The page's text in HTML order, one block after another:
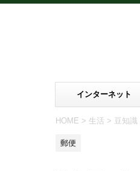
インターネット
HOME > 生活 > 豆知識
郵便